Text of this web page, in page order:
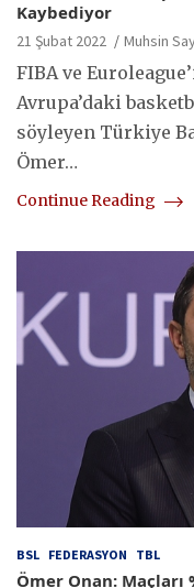
Kaybediyor
21 Şubat 2022 Muhsin
FIBA ve
Avrupa’daki
söyleyen Türkiye
Ömer…
Continue Reading
BSL FEDERASYON TBL
Ömer Onan: